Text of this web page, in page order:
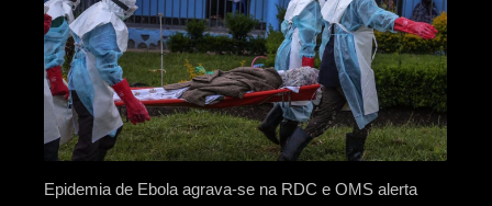
Epidemia de Ebola agrava-se na RDC e OMS alerta